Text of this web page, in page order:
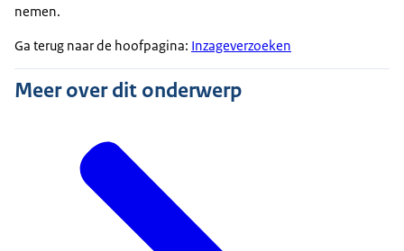
nemen.
Ga terug naar de hoofpagina: Inzageverzoeken
Meer over dit onderwerp